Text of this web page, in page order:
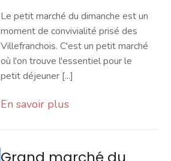
Le petit marché du dimanche est un
moment de convivialité prisé des
Villefranchois. C'est un petit marché
où l'on trouve l'essentiel pour le
petit déjeuner [...]
En savoir plus